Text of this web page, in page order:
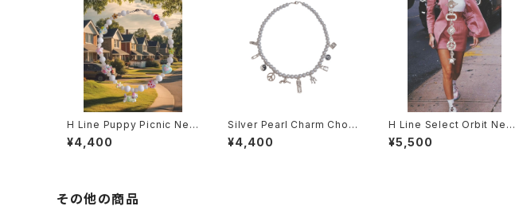
H Line Puppy Picnic Nec
klace
¥4,400
Silver Pearl Charm Chok
er
¥4,400
H Line Select Orbit Neck
lace
¥5,500
その他の商品